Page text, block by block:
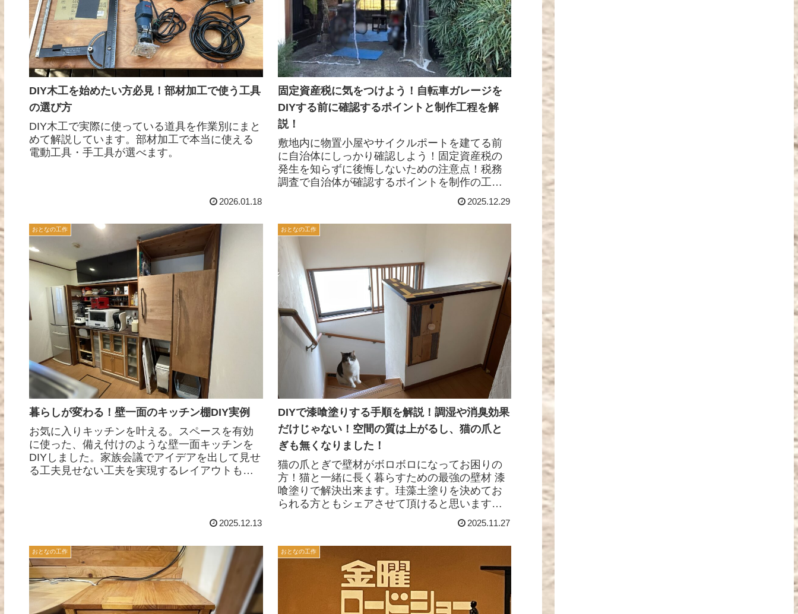
DIY木工を始めたい方必見！部材加工で使う工具
の選び方
DIY木工で実際に使っている道具を作業別にまと
めて解説しています。部材加工で本当に使える
電動工具・手工具が選べます。
2026.01.18
固定資産税に気をつけよう！自転車ガレージを
DIYする前に確認するポイントと制作工程を解
説！
敷地内に物置小屋やサイクルポートを建てる前
に自治体にしっかり確認しよう！固定資産税の
発生を知らずに後悔しないための注意点！税務
調査で自治体が確認するポイントを制作の工程
を交えて写真付きで解説していきます。
2025.12.29
おとなの工作
暮らしが変わる！壁一面のキッチン棚DIY実例
お気に入りキッチンを叶える。スペースを有効
に使った、備え付けのような壁一面キッチンを
DIYしました。家族会議でアイデアを出して見せ
る工夫見せない工夫を実現するレイアウトもこ
2025.12.13
おとなの工作
DIYで漆喰塗りする手順を解説！調湿や消臭効果
だけじゃない！空間の質は上がるし、猫の爪と
ぎも無くなりました！
猫の爪とぎで壁材がボロボロになってお困りの
方！猫と一緒に長く暮らすための最強の壁材 漆
喰塗りで解決出来ます。珪藻土塗りを決めてお
られる方ともシェアさせて頂けると思います。
自分たちででDIYリフォームした記録です。
2025.11.27
おとなの工作 おとなの工作